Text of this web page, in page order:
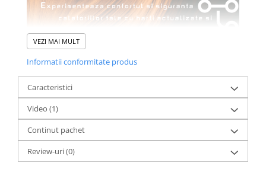
VEZI MAI MULT
Informatii conformitate produs
Caracteristici
Video (1)
Continut pachet
Review-uri(0)